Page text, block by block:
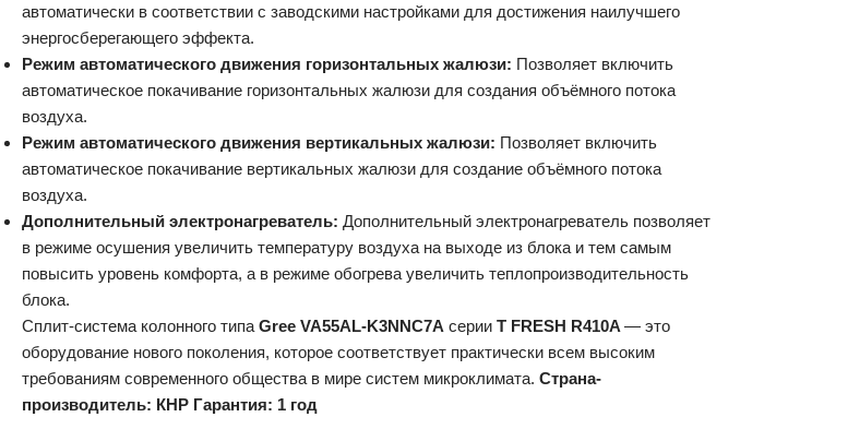
автоматически в соответствии с заводскими настройками для достижения наилучшего
энергосберегающего эффекта.
Режим автоматического движения горизонтальных жалюзи: Позволяет включить
автоматическое покачивание горизонтальных жалюзи для создания объёмного потока
воздуха.
Режим автоматического движения вертикальных жалюзи: Позволяет включить
автоматическое покачивание вертикальных жалюзи для создание объёмного потока
воздуха.
Дополнительный электронагреватель: Дополнительный электронагреватель позволяет
в режиме осушения увеличить температуру воздуха на выходе из блока и тем самым
повысить уровень комфорта, а в режиме обогрева увеличить теплопроизводительность
блока.
Cплит-система колонного типа Gree VA55AL-K3NNC7A серии T FRESH R410A — это
оборудование нового поколения, которое соответствует практически всем высоким
требованиям современного общества в мире систем микроклимата. Страна-
производитель: КНР Гарантия: 1 год